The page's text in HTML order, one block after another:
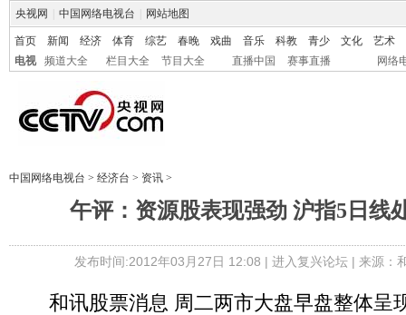
央视网 中国网络电视台 网站地图
首页 新闻 经济 体育 综艺 春晚 戏曲 音乐 科教 青少 文化
艺术
电视
频道大全 栏目大全 节目大全 直播中国 赛事直播 网络
中国网络电视台 > 经济台 > 资讯 >
午评：资源股表现强劲 沪指5日线
发布时间:2012年03月27日 12:08 | 进入复兴论坛| 来源：
和讯股票消息 周二两市大盘早盘整体呈